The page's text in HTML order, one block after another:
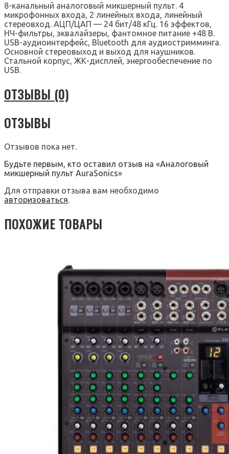
8-канальный аналоговый микшерный пульт. 4
микрофонных входа, 2 линейных входа, линейный
стереовход. АЦП/ЦАП — 24 бит/48 кГц. 16 эффектов,
НЧ-фильтры, эквалайзеры, фантомное питание +48 В.
USB-аудиоинтерфейс, Bluetooth для аудиостримминга.
Основной стереовыход и выход для наушников.
Стальной корпус, ЖК-дисплей, энергообеспечение по
USB.
ОТЗЫВЫ (0)
ОТЗЫВЫ
Отзывов пока нет.
Будьте первым, кто оставил отзыв на «Аналоговый
микшерный пульт AuraSonics»
Для отправки отзыва вам необходимо
авторизоваться.
ПОХОЖИЕ ТОВАРЫ